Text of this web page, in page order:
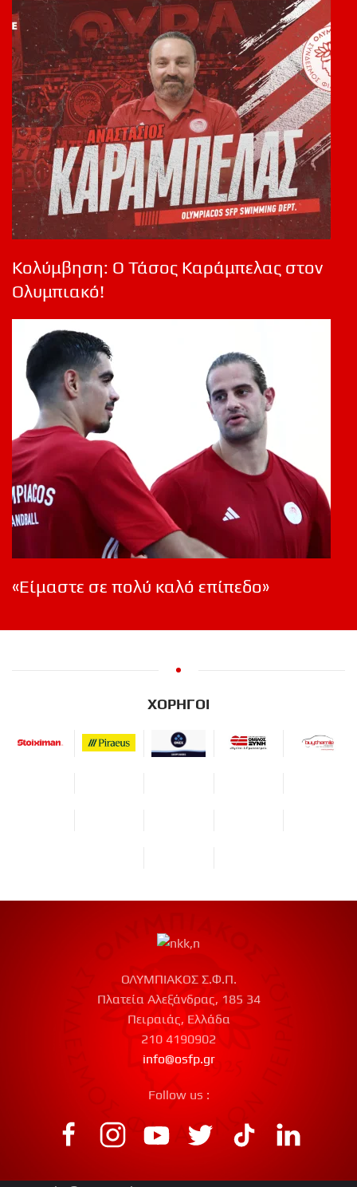
Κολύμβηση: Ο Τάσος Καράμπελας στον
Ολυμπιακό!
«Είμαστε σε πολύ καλό επίπεδο»
ΧΟΡΗΓΟΙ
ΟΛΥΜΠΙΑΚΟΣ Σ.Φ.Π.
Πλατεία Αλεξάνδρας, 185 34
Πειραιάς, Ελλάδα
210 4190902
info@osfp.gr
Follow us :